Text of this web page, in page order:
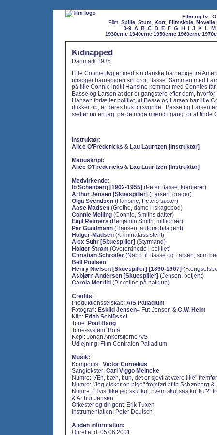
Film og tv|
Film: Spille, Stum Kort, Filmskole, Novelle
0-9 A B C D E F G H I J K L M
1930erne 1940erne 1950erne 1960erne
Kidnapped
Danmark 1935
Lille Connie flygter med sin danske barnepige fra
opsøger barnepigen sin bror, Basse. Sammen med
på lille Connie indtil Hansine kommer med Connies
Basse og Larsen at der er gangstere efter dem,
Hansen fortæller politiet, at Basse og Larsen har lille
dukker op, er deres hus forsvundet. Basse og Larsen
sætter nu en jagt på de unge mænd i gang for at finde
Instruktør:
Alice O'Fredericks & Lau Lauritzen [Instruktør]
Manuskript:
Alice O'Fredericks & Lau Lauritzen [Instruktør]
Medvirkende:
Ib Schønberg [1902-1955] (Peter Basse, kranfører)
Arthur Jensen [Skuespiller] (Larsen, drager)
Olga Svendsen (Hansine, Peters søster)
Aase Madsen (Grethe, dame i iskagebod)
Connie Meiling (Connie, Smiths datter)
Eigil Reimers (Benjamin Smith, millionær)
Per Gundmann (Hansen, automobilagent)
Holger-Madsen (Kriminalassistent)
Alex Suhr [Skuespiller] (Styrmand)
Holger Strøm (Overordnede i politiet)
Christian Schrøder (Nabo til Basse og Larsen, som
Bell Poulsen
Henry Nielsen [Skuespiller] [1890-1967]
Asbjørn Andersen [Skuespiller] (Jensen, betjent)
Carola Merrild (Piccoline på natklub)
Credits:
Produktionsselskab: A/S Palladium
Fotografi: Eskild Jensen= Fut-Jensen & C.W. Helm
Klip: Edith Schlüssel
Tone: Poul Bang
Tone-system: Bofa
Kopi: Johan Ankerstjerne A/S
Udlejning: Film Centralen Palladium
Musik:
Komponist: Victor Cornelius
Sangtekster: Carl Viggo Meincke
Numre: "Æh, bæh, buh, det er sjovt at være lille"
Numre: "Jeg elsker en pige" fremført af Ib Schønberg
Numre: "Hvis ikke jeg sku' ku', hvem sku' saa ku' ku'?"
& Arthur Jensen
Orkester og dirigent: Erik Tuxen
Instrumentation: Peter Deutsch
Anden information:
Oprettet d. 05.06.2001